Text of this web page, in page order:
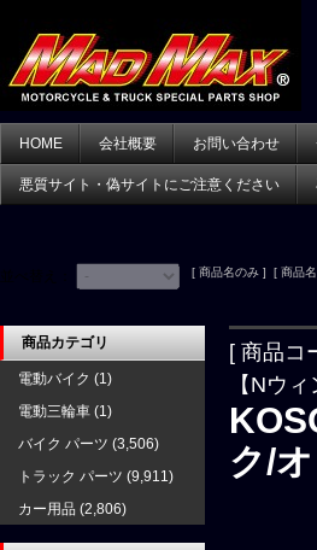
HOME 会社概要 お問い合わせ
悪質サイト・偽サイトにご注意ください
[ 商品名のみ ] [ 商品
[ 商品コ
【Nウィ
ク/
商品カテゴリ
電動バイク (1)
電動三輪車 (1)
バイク パーツ (3,506)
トラック パーツ (9,911)
カー用品 (2,806)